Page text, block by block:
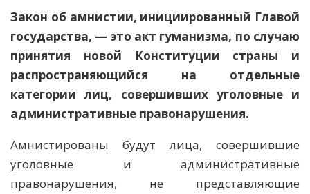
Закон об амнистии, инициированный Главой
государства, — это акт гуманизма, по случаю
принятия новой Конституции страны и
распространяющийся на отдельные
категории лиц, совершивших уголовные и
административные правонарушения.
Амнистированы будут лица, совершившие
уголовные и административные
правонарушения, не представляющие